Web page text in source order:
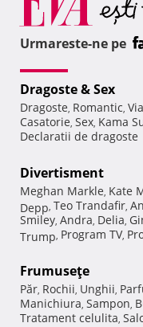
Urmareste-ne pe
Dragoste & Sex
Dragoste, Romantic,
Casatorie, Sex, Kama
Declaratii de dragoste
Divertisment
Meghan Markle, Kate
Depp, Teo Trandafir,
Smiley, Andra, Delia,
Trump, Program TV,
Frumuseţe
Păr, Rochii, Unghii,
Manichiura, Sampon,
Tratament celulita,